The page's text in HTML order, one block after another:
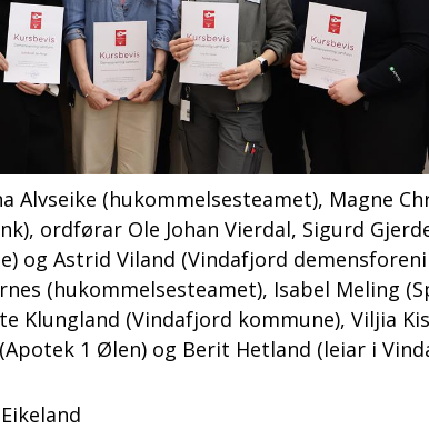
Alvseike (hukommelsesteamet), Magne
ordførar Ole Johan Vierdal, Sigurd
og Astrid Viland (Vindafjord
(hukommelsesteamet), Isabel Meling
Klungland (Vindafjord kommune), Viljia
1 Ølen) og Berit Hetland (leiar i